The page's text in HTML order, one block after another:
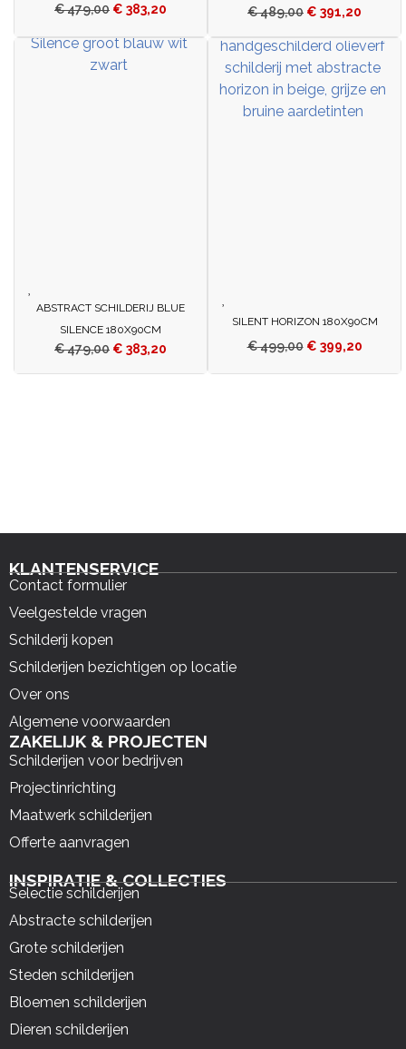
€479,00 € 383,20 €489,00 € 391,20
ABSTRACT SCHILDERIJ BLUE
SILENCE 180X90CM
€479,00 € 383,20
SILENT HORIZON 180X90CM
€499,00 € 399,20
KLANTENSERVICE
Contact formulier
Veelgestelde vragen
Schilderij kopen
Schilderijen bezichtigen op locatie
Over ons
Algemene voorwaarden
ZAKELIJK & PROJECTEN
Schilderijen voor bedrijven
Projectinrichting
Maatwerk schilderijen
Offerte aanvragen
INSPIRATIE & COLLECTIES
Selectie schilderijen
Abstracte schilderijen
Grote schilderijen
Steden schilderijen
Bloemen schilderijen
Dieren schilderijen